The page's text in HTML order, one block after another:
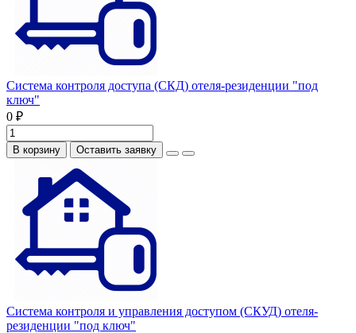
Система контроля доступа (СКД) отеля-резиденции "под
ключ"
0 ₽
В корзину Оставить заявку
Система контроля и управления доступом (СКУД) отеля-
резиденции "под ключ"